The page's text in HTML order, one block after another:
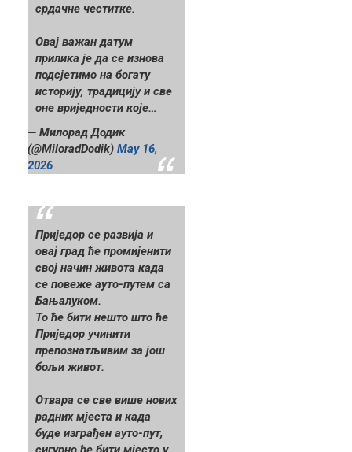
срдачне честитке.
Овај важан датум
прилика је да се изнова
подсјетимо на богату
историју, традицију и све
оне вриједности које…
— Милорад Додик
(@MiloradDodik) May 16,
2026
Приједор се развија и
овај град ће промијенити
свој начин живота када
се повеже ауто-путем са
Бањалуком.
То ће бити нешто што ће
Приједор учинити
препознатљивим за још
бољи живот.
Отвара се све више нових
радних мјеста и када
буде изграђен ауто-пут,